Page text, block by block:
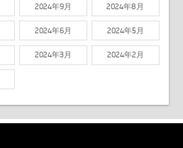
2024年9月 2024年8月
2024年6月 2024年5月
2024年3月 2024年2月